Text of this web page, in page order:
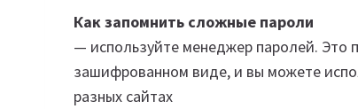
Как запомнить сложные пароли
— используйте менеджер паролей. Это
зашифрованном виде, и вы можете
разных сайтах